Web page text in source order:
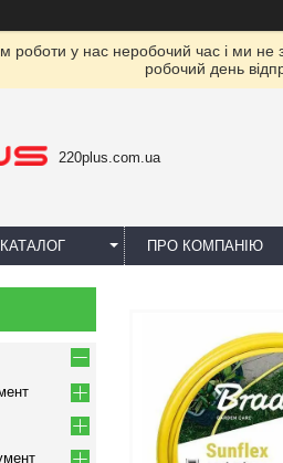
роботи у нас неробочий час і ми
робочий день
220plus.com.ua
КАТАЛОГ ПРО КОМПАНІЮ